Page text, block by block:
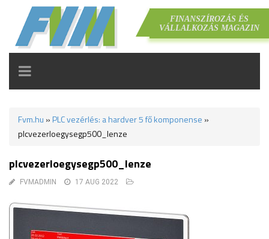
FINANSZÍROZÁS ÉS
VÁLLALKOZÁS MAGAZIN
TOGGLE
NAVIGATION
Fvm.hu » PLC vezérlés: a hardver 5 fő komponense »
plcvezerloegysegp500_lenze
plcvezerloegysegp500_lenze
FVMADMIN 17 AUG 2022